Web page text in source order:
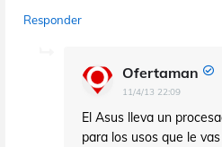
Responder
Ofertaman
11/4/13 22:09
El Asus lleva un
para los usos que le